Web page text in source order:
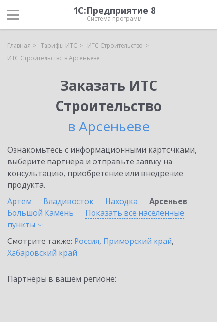
1С:Предприятие 8
Система программ
Главная Тарифы ИТС
ИТС Строительство
ИТС Строительство в Арсеньеве
Заказать ИТС
Строительство
в Арсеньеве
Ознакомьтесь с информационными карточками,
выберите партнёра и отправьте заявку на
консультацию, приобретение или внедрение
продукта.
Артем
Владивосток Находка
Арсеньев
Большой Камень
Показать все населенные
пункты
Смотрите также: Россия, Приморский край,
Хабаровский край
Партнеры в вашем регионе: